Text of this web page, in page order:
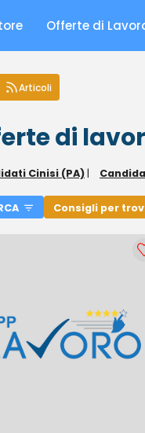
Offerte di
Articoli
di
Cinisi (PA) |
Consigli per